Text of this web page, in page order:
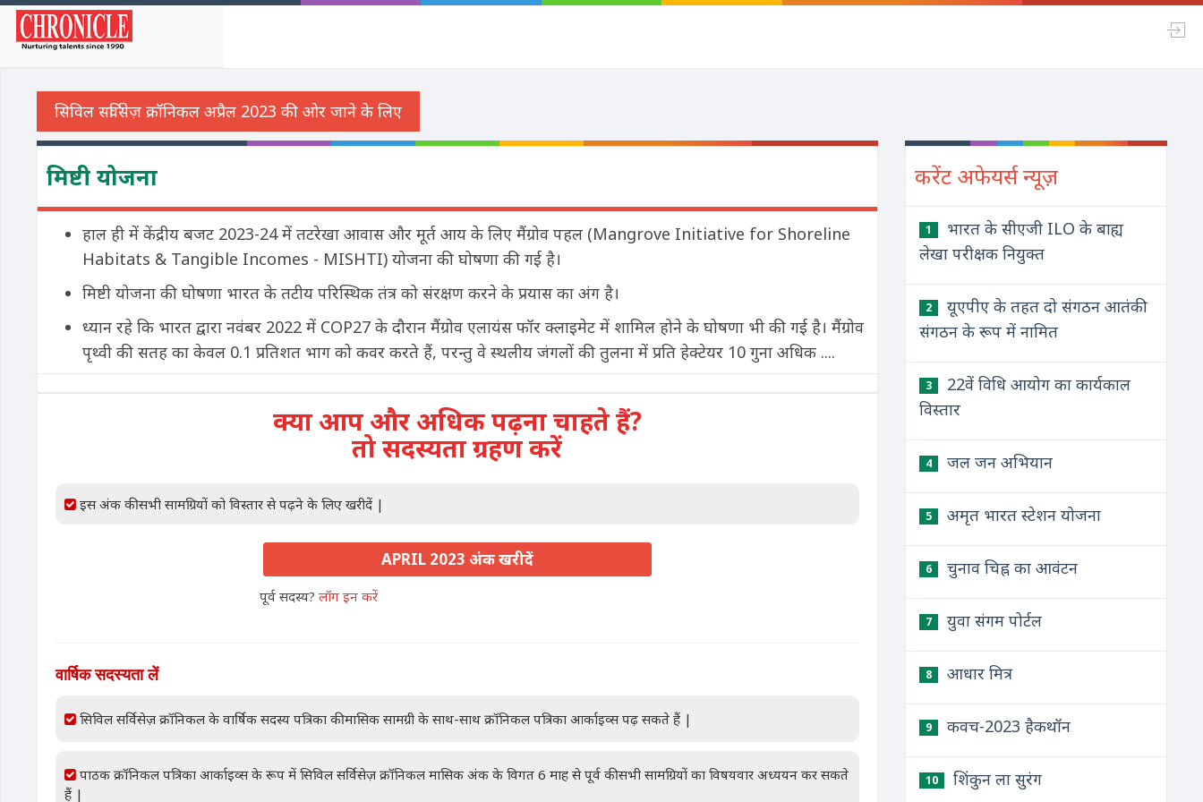
मिष्टी योजना
हाल ही में केंद्रीय बजट 2023-24 में तटरेखा आवास और मूर्त आय के लिए मैंग्रोव पहल (Mangrove Initiative for Shoreline
Habitats & Tangible Incomes - MISHTI) योजना की घोषणा की गई है।
मिष्टी योजना की घोषणा भारत के तटीय परिस्थिक तंत्र को संरक्षण करने के प्रयास का अंग है।
ध्यान रहे कि भारत द्वारा नवंबर 2022 में COP27 के दौरान मैंग्रोव एलायंस फॉर क्लाइमेट में शामिल होने के घोषणा भी की गई है। मैंग्रोव
पृथ्वी की सतह का केवल 0.1 प्रतिशत भाग को कवर करते हैं, परन्तु वे स्थलीय जंगलों की तुलना में प्रति हेक्टेयर 10 गुना अधिक ....
क्या आप और अधिक पढ़ना चाहते हैं?
तो सदस्यता ग्रहण करें
इस अंक की सभी सामग्रियों को विस्तार से पढ़ने के लिए खरीदें |
APRIL 2023 अंक खरीदें
पूर्व सदस्य?लॉग इन करें
वार्षिक सदस्यता लें
सिविल सर्विसेज़ क्रॉनिकल के वार्षिक सदस्य पत्रिका की मासिक सामग्री के साथ-साथ क्रॉनिकल पत्रिका आर्काइव्स पढ़ सकते हैं |
पाठक क्रॉनिकल पत्रिका आर्काइव्स के रूप में सिविल सर्विसेज़ क्रॉनिकल मासिक अंक के विगत 6 माह से पूर्व की सभी सामग्रियों का विषयवार अध्ययन कर सकते
हैं |
करेंट अफेयर्स न्यूज़
1
भारत के सीएजी ILO के बाह्य
लेखा परीक्षक नियुक्त
2
यूएपीए के तहत दो संगठन आतंकी
संगठन के रूप में नामित
3
22वें विधि आयोग का कार्यकाल
विस्तार
4 जल जन अभियान
5 अमृत भारत स्टेशन योजना
6 चुनाव चिह्न का आवंटन
7 युवा संगम पोर्टल
8 आधार मित्र
9 कवच-2023 हैकथॉन
10 शिंकुन ला सुरंग